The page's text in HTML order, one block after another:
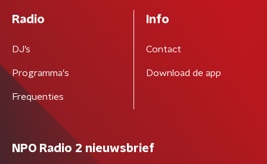
Radio
DJ’s
Programma's
Frequenties
Info
Contact
Download de app
NPO Radio 2 nieuwsbrief